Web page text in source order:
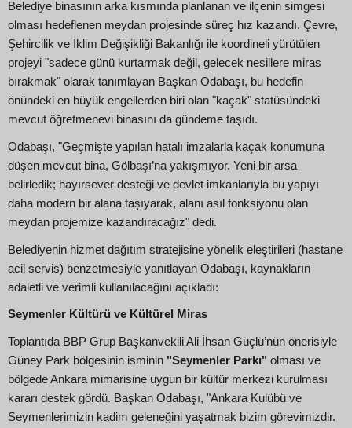
Belediye binasının arka kısmında planlanan ve ilçenin simgesi
olması hedeflenen meydan projesinde süreç hız kazandı. Çevre,
Şehircilik ve İklim Değişikliği Bakanlığı ile koordineli yürütülen
projeyi "sadece günü kurtarmak değil, gelecek nesillere miras
bırakmak" olarak tanımlayan Başkan Odabaşı, bu hedefin
önündeki en büyük engellerden biri olan "kaçak" statüsündeki
mevcut öğretmenevi binasını da gündeme taşıdı.
Odabaşı, "Geçmişte yapılan hatalı imzalarla kaçak konumuna
düşen mevcut bina, Gölbaşı’na yakışmıyor. Yeni bir arsa
belirledik; hayırsever desteği ve devlet imkanlarıyla bu yapıyı
daha modern bir alana taşıyarak, alanı asıl fonksiyonu olan
meydan projemize kazandıracağız" dedi.
Belediyenin hizmet dağıtım stratejisine yönelik eleştirileri (hastane
acil servis) benzetmesiyle yanıtlayan Odabaşı, kaynakların
adaletli ve verimli kullanılacağını açıkladı:
Seymenler Kültürü ve Kültürel Miras
Toplantıda BBP Grup Başkanvekili Ali İhsan Güçlü’nün önerisiyle
Güney Park bölgesinin isminin "Seymenler Parkı" olması ve
bölgede Ankara mimarisine uygun bir kültür merkezi kurulması
kararı destek gördü. Başkan Odabaşı, "Ankara Kulübü ve
Seymenlerimizin kadim geleneğini yaşatmak bizim görevimizdir.